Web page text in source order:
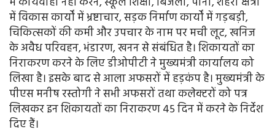
में विकास कार्यों में भ्रष्टाचार, सड़क निर्माण कार्यों में गड़बड़ी,
चिकित्सकों की कमी और उपचार के नाम पर मची लूट, खनिज
के अवैध परिवहन, भंडारण, खनन से संबंधित है। शिकायतों का
निराकरण करने के लिए डीओपीटी ने मुख्यमंत्री कार्यालय को
लिखा है। इसके बाद से आला अफसरों में हड़कंप है। मुख्यमंत्री के
पीएस मनीष रस्तोगी ने सभी अफसरों तथा कलेक्टरों को पत्र
लिखकर इन शिकायतों का निराकरण 45 दिन में करने के निर्देश
दिए हैं।